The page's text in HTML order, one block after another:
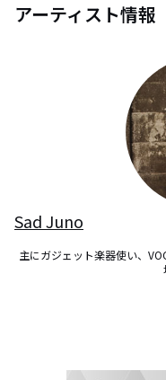
アーティスト情報
Sad Juno
主にガジェット楽器使い、